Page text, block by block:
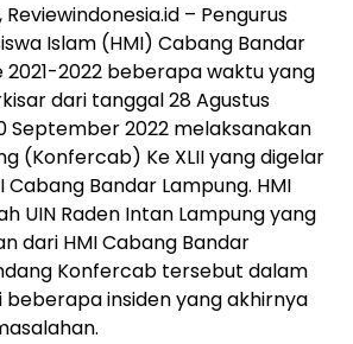
– Pengurus
Islam (HMI) Cabang Bandar
2021-2022 beberapa waktu yang
dari tanggal 28 Agustus
September 2022 melaksanakan
(Konfercab) Ke XLII yang digelar
Cabang Bandar Lampung. HMI
UIN Raden Intan Lampung yang
dari HMI Cabang Bandar
Konfercab tersebut dalam
insiden yang akhirnya